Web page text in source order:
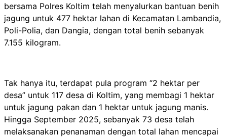
bersama Polres Koltim telah menyalurkan bantuan benih
jagung untuk 477 hektar lahan di Kecamatan Lambandia,
Poli-Polia, dan Dangia, dengan total benih sebanyak
7.155 kilogram.
Tak hanya itu, terdapat pula program “2 hektar per
desa” untuk 117 desa di Koltim, yang membagi 1 hektar
untuk jagung pakan dan 1 hektar untuk jagung manis.
Hingga September 2025, sebanyak 73 desa telah
melaksanakan penanaman dengan total lahan mencapai